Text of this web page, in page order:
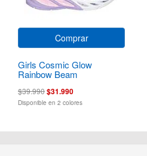
Comprar
Girls Cosmic Glow
Rainbow Beam
$39.990$31.990
Disponible en 2 colores